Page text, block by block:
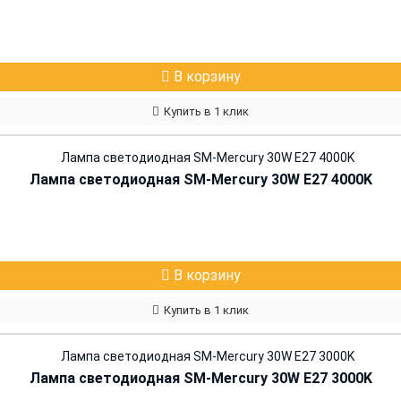
В корзину
Купить в 1 клик
Лампа светодиодная SM-Mercury 30W E27 4000K
В корзину
Купить в 1 клик
Лампа светодиодная SM-Mercury 30W E27 3000K